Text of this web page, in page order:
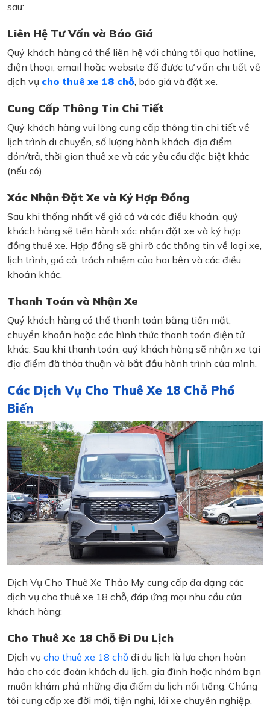
sau:
Liên Hệ Tư Vấn và Báo Giá
Quý khách hàng có thể liên hệ với chúng tôi qua hotline,
điện thoại, email hoặc website để được tư vấn chi tiết về
dịch vụ cho thuê xe 18 chỗ, báo giá và đặt xe.
Cung Cấp Thông Tin Chi Tiết
Quý khách hàng vui lòng cung cấp thông tin chi tiết về
lịch trình di chuyển, số lượng hành khách, địa điểm
đón/trả, thời gian thuê xe và các yêu cầu đặc biệt khác
(nếu có).
Xác Nhận Đặt Xe và Ký Hợp Đồng
Sau khi thống nhất về giá cả và các điều khoản, quý
khách hàng sẽ tiến hành xác nhận đặt xe và ký hợp
đồng thuê xe. Hợp đồng sẽ ghi rõ các thông tin về loại xe,
lịch trình, giá cả, trách nhiệm của hai bên và các điều
khoản khác.
Thanh Toán và Nhận Xe
Quý khách hàng có thể thanh toán bằng tiền mặt,
chuyển khoản hoặc các hình thức thanh toán điện tử
khác. Sau khi thanh toán, quý khách hàng sẽ nhận xe tại
địa điểm đã thỏa thuận và bắt đầu hành trình của mình.
Các Dịch Vụ Cho Thuê Xe 18 Chỗ Phổ
Biến
Dịch Vụ Cho Thuê Xe Thảo My cung cấp đa dạng các
dịch vụ cho thuê xe 18 chỗ, đáp ứng mọi nhu cầu của
khách hàng:
Cho Thuê Xe 18 Chỗ Đi Du Lịch
Dịch vụ cho thuê xe 18 chỗ đi du lịch là lựa chọn hoàn
hảo cho các đoàn khách du lịch, gia đình hoặc nhóm bạn
muốn khám phá những địa điểm du lịch nổi tiếng. Chúng
tôi cung cấp xe đời mới, tiện nghi, lái xe chuyên nghiệp,